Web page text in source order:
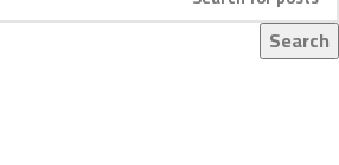
Search